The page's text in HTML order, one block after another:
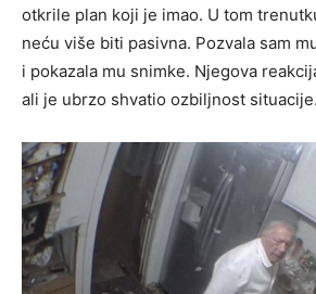
otkrile plan koji je imao. U tom
neću više biti pasivna. Pozvala sam
i pokazala mu snimke. Njegova
ali je ubrzo shvatio ozbiljnost situacije.